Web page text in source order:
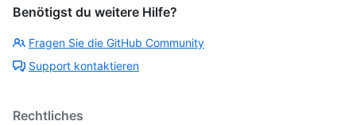
Benötigst du weitere Hilfe?
Fragen Sie die GitHub Community
Support kontaktieren
Rechtliches